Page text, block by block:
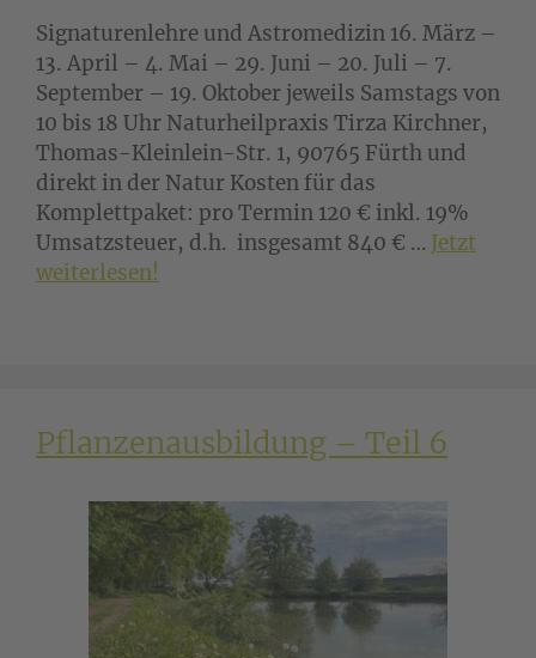
Signaturenlehre und Astromedizin 16. März –
13. April – 4. Mai – 29. Juni – 20. Juli – 7.
September – 19. Oktober jeweils Samstags von
10 bis 18 Uhr Naturheilpraxis Tirza Kirchner,
Thomas-Kleinlein-Str. 1, 90765 Fürth und
direkt in der Natur Kosten für das
Komplettpaket: pro Termin 120 € inkl. 19%
Umsatzsteuer, d.h. insgesamt 840 € … Jetzt
weiterlesen!
Pflanzenausbildung – Teil 6